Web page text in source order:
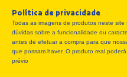
b
o
o
k
i
t
t
e
a
g
r
a
Política de privacidade
Todas as imagens de produtos neste
dúvidas sobre a funcionalidade ou
antes de efetuar a compra para que
que possam haver. O produto real
prévio